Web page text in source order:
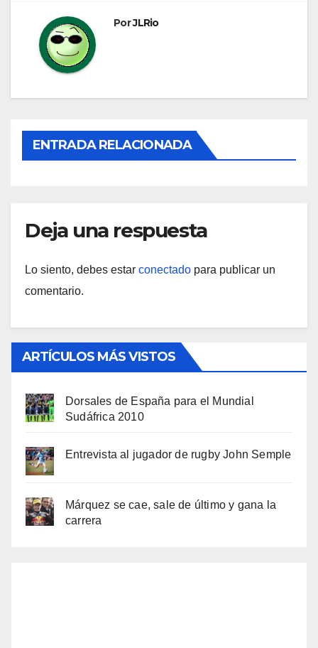
PorJLRio
ENTRADA RELACIONADA
Deja una respuesta
Lo siento, debes estar conectado para publicar un
comentario.
ARTÍCULOS MÁS VISTOS
Dorsales de España para el Mundial
Sudáfrica 2010
Entrevista al jugador de rugby John Semple
Márquez se cae, sale de último y gana la
carrera